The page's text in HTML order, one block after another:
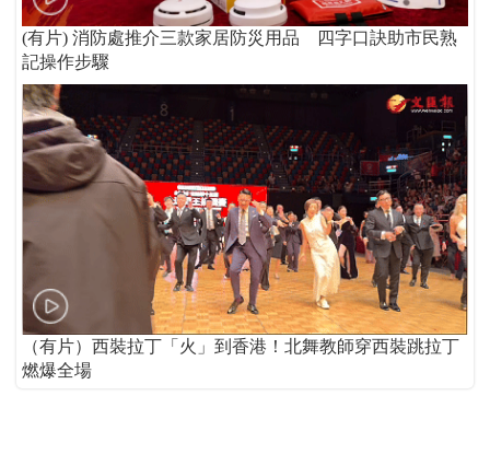
(有片) 消防處推介三款家居防災用品 四字口訣助市民熟
記操作步驟
（有片）西裝拉丁「火」到香港！北舞教師穿西裝跳拉丁
燃爆全場